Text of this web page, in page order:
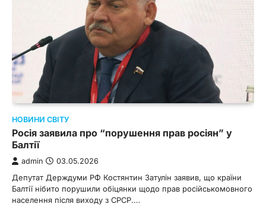
НОВИНИ СВІТУ
Росія заявила про “порушення прав росіян” у
Балтії
admin 03.05.2026
Депутат Держдуми РФ Костянтин Затулін заявив, що країни
Балтії нібито порушили обіцянки щодо прав російськомовного
населення після виходу з СРСР.…